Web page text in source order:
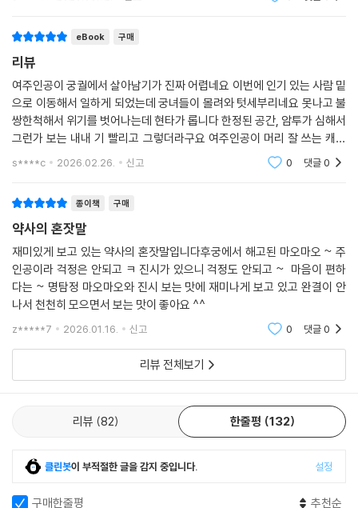
eBook 구매
리뷰
여주인공이 궁궐에서 살아남기가 진짜 어렵네요 이번에 인기 있는 사람 밑
으로 이동해서 일하게 되었는데 궁녀들이 몰려와 텃세부리네요 못나고 불
쌍한척해서 위기를 벗어나는데 현타가 롭니다 한정된 공간, 암투가 심해서
그런가 보는 내내 기 빨리고 그렇더라구요 여주인공이 머리 잘 쓰는 캐릭
이라 흥미롭게 잘 보고 있어요 저였으면 1화때 죽었을 듯 하네요
s****c 2026.02.26. 신고 0 댓글0
종이책 구매
약사의 혼잣말
재미있게 보고 있는 약사의 혼잣말입니다후궁에서 해고된 마오마오 ~ 주
인공이라 걱정은 안되고 ㅋ 진시가 있으니 걱정도 안되고 ~ 마음이 편하
다는 ~ 명탐정 마오마오와 진시 보는 맛에 재미나게 보고 있고 완결이 안
나서 천천히 모으면서 보는 맛이 좋아요 ^^
z*****7 2026.01.16. 신고 0 댓글0
리뷰 전체보기
리뷰 82 한줄평 132
클린봇이 부적절한 글을 감지 중입니다. 설정
구매한줄평 추천순